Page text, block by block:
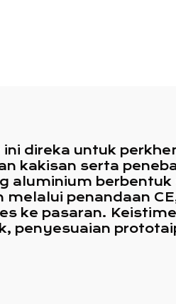
direka untuk
kakisan serta
aluminium berbentuk
melalui penandaan
ke pasaran.
penyesuaian